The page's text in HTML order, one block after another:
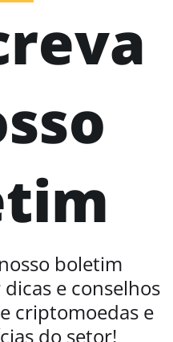
boletim
e conselhos
criptomoedas e
do setor!